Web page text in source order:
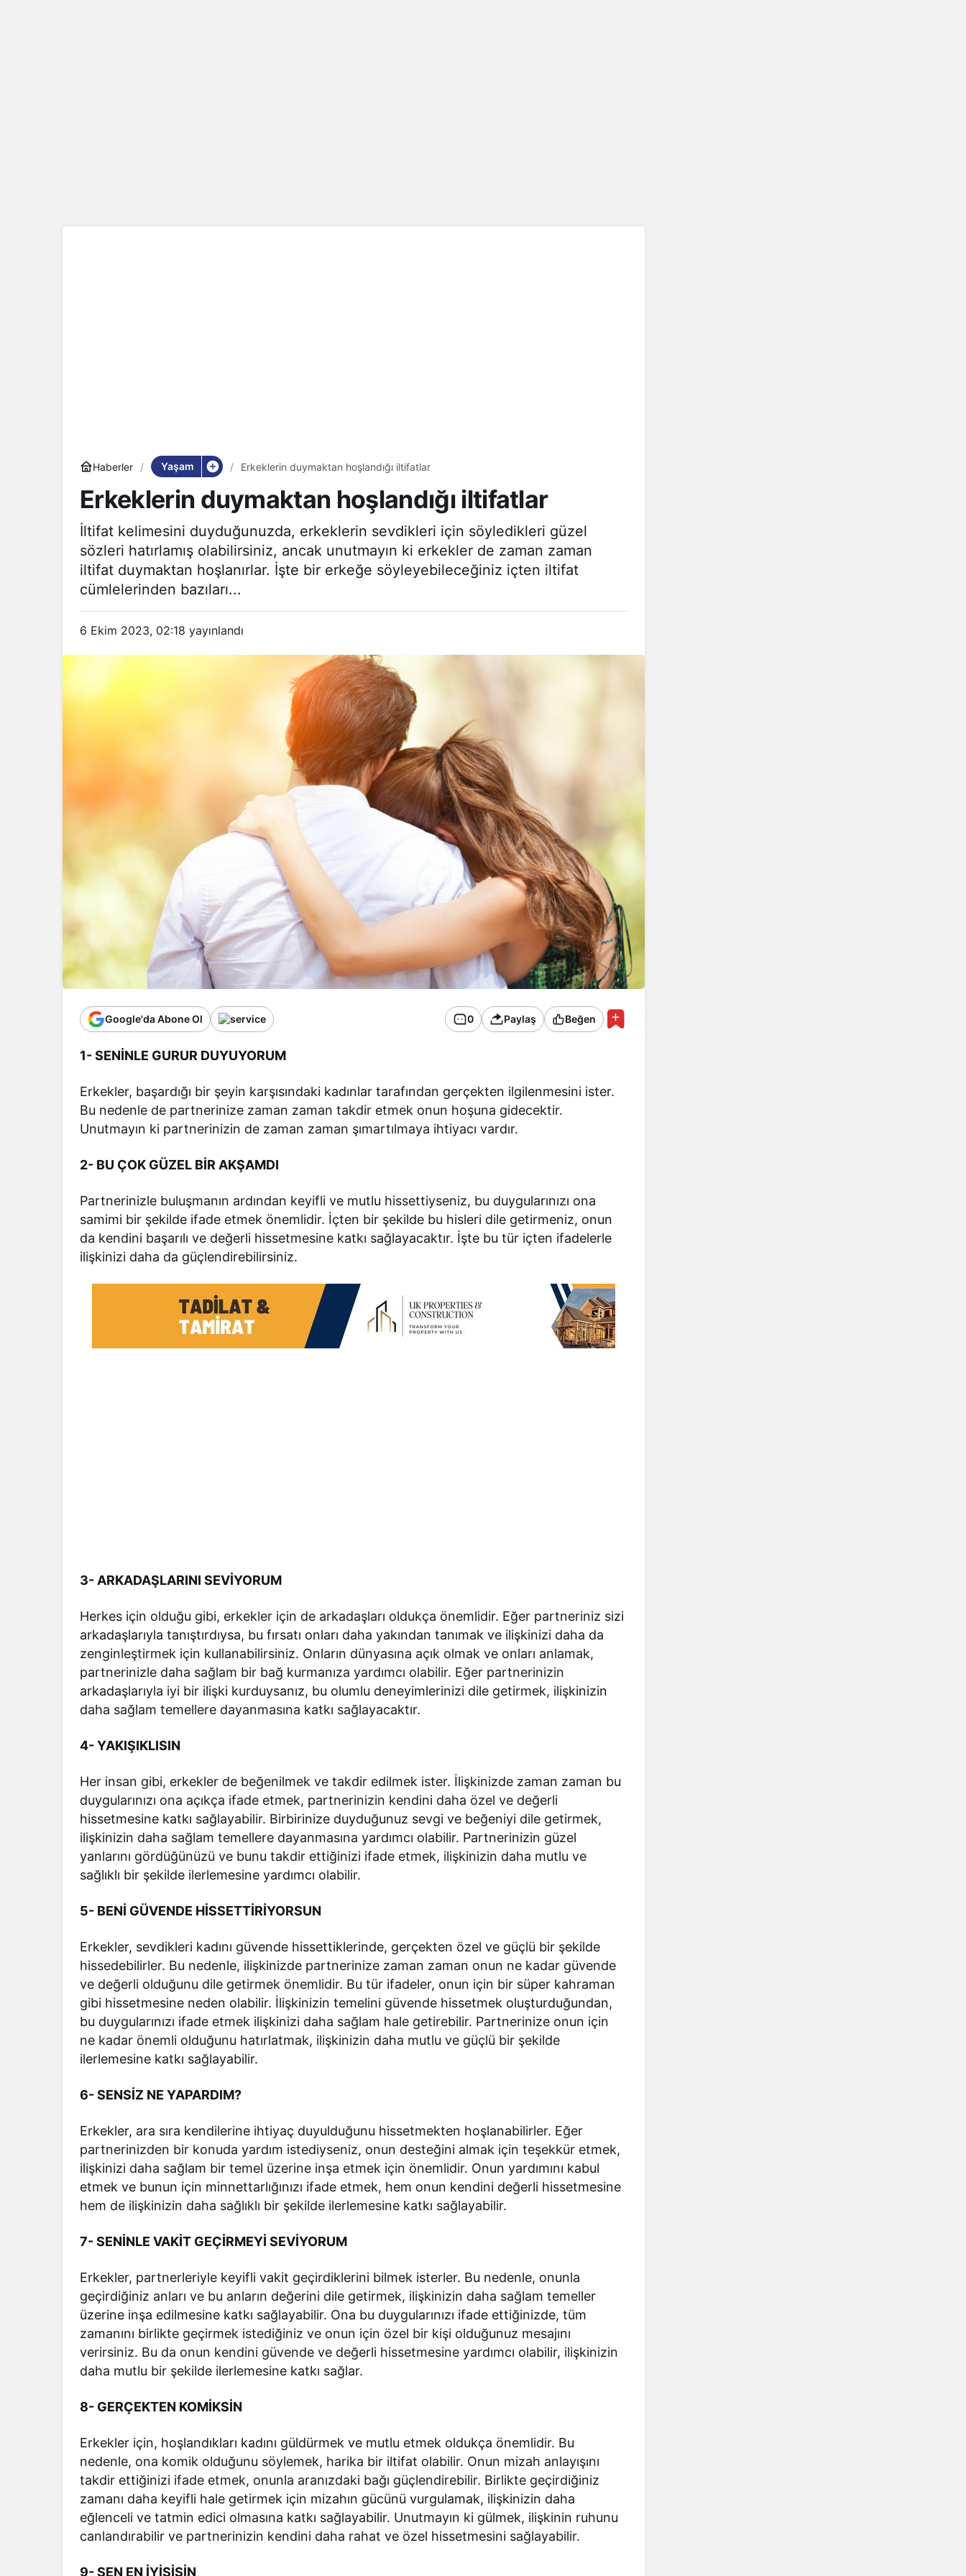
Haberler Yaşam Erkeklerin duymaktan hoşlandığı iltifatlar
Erkeklerin duymaktan hoşlandığı iltifatlar
İltifat kelimesini duyduğunuzda, erkeklerin sevdikleri için söyledikleri güzel
sözleri hatırlamış olabilirsiniz, ancak unutmayın ki erkekler de zaman zaman
iltifat duymaktan hoşlanırlar. İşte bir erkeğe söyleyebileceğiniz içten iltifat
cümlelerinden bazıları...
6 Ekim 2023, 02:18 yayınlandı
Google'da Abone Ol 0 Paylaş Beğen
1- SENİNLE GURUR DUYUYORUM
Erkekler, başardığı bir şeyin karşısındaki kadınlar tarafından gerçekten ilgilenmesini ister.
Bu nedenle de partnerinize zaman zaman takdir etmek onun hoşuna gidecektir.
Unutmayın ki partnerinizin de zaman zaman şımartılmaya ihtiyacı vardır.
2- BU ÇOK GÜZEL BİR AKŞAMDI
Partnerinizle buluşmanın ardından keyifli ve mutlu hissettiyseniz, bu duygularınızı ona
samimi bir şekilde ifade etmek önemlidir. İçten bir şekilde bu hisleri dile getirmeniz, onun
da kendini başarılı ve değerli hissetmesine katkı sağlayacaktır. İşte bu tür içten ifadelerle
ilişkinizi daha da güçlendirebilirsiniz.
3- ARKADAŞLARINI SEVİYORUM
Herkes için olduğu gibi, erkekler için de arkadaşları oldukça önemlidir. Eğer partneriniz sizi
arkadaşlarıyla tanıştırdıysa, bu fırsatı onları daha yakından tanımak ve ilişkinizi daha da
zenginleştirmek için kullanabilirsiniz. Onların dünyasına açık olmak ve onları anlamak,
partnerinizle daha sağlam bir bağ kurmanıza yardımcı olabilir. Eğer partnerinizin
arkadaşlarıyla iyi bir ilişki kurduysanız, bu olumlu deneyimlerinizi dile getirmek, ilişkinizin
daha sağlam temellere dayanmasına katkı sağlayacaktır.
4- YAKIŞIKLISIN
Her insan gibi, erkekler de beğenilmek ve takdir edilmek ister. İlişkinizde zaman zaman bu
duygularınızı ona açıkça ifade etmek, partnerinizin kendini daha özel ve değerli
hissetmesine katkı sağlayabilir. Birbirinize duyduğunuz sevgi ve beğeniyi dile getirmek,
ilişkinizin daha sağlam temellere dayanmasına yardımcı olabilir. Partnerinizin güzel
yanlarını gördüğünüzü ve bunu takdir ettiğinizi ifade etmek, ilişkinizin daha mutlu ve
sağlıklı bir şekilde ilerlemesine yardımcı olabilir.
5- BENİ GÜVENDE HİSSETTİRİYORSUN
Erkekler, sevdikleri kadını güvende hissettiklerinde, gerçekten özel ve güçlü bir şekilde
hissedebilirler. Bu nedenle, ilişkinizde partnerinize zaman zaman onun ne kadar güvende
ve değerli olduğunu dile getirmek önemlidir. Bu tür ifadeler, onun için bir süper kahraman
gibi hissetmesine neden olabilir. İlişkinizin temelini güvende hissetmek oluşturduğundan,
bu duygularınızı ifade etmek ilişkinizi daha sağlam hale getirebilir. Partnerinize onun için
ne kadar önemli olduğunu hatırlatmak, ilişkinizin daha mutlu ve güçlü bir şekilde
ilerlemesine katkı sağlayabilir.
6- SENSİZ NE YAPARDIM?
Erkekler, ara sıra kendilerine ihtiyaç duyulduğunu hissetmekten hoşlanabilirler. Eğer
partnerinizden bir konuda yardım istediyseniz, onun desteğini almak için teşekkür etmek,
ilişkinizi daha sağlam bir temel üzerine inşa etmek için önemlidir. Onun yardımını kabul
etmek ve bunun için minnettarlığınızı ifade etmek, hem onun kendini değerli hissetmesine
hem de ilişkinizin daha sağlıklı bir şekilde ilerlemesine katkı sağlayabilir.
7- SENİNLE VAKİT GEÇİRMEYİ SEVİYORUM
Erkekler, partnerleriyle keyifli vakit geçirdiklerini bilmek isterler. Bu nedenle, onunla
geçirdiğiniz anları ve bu anların değerini dile getirmek, ilişkinizin daha sağlam temeller
üzerine inşa edilmesine katkı sağlayabilir. Ona bu duygularınızı ifade ettiğinizde, tüm
zamanını birlikte geçirmek istediğiniz ve onun için özel bir kişi olduğunuz mesajını
verirsiniz. Bu da onun kendini güvende ve değerli hissetmesine yardımcı olabilir, ilişkinizin
daha mutlu bir şekilde ilerlemesine katkı sağlar.
8- GERÇEKTEN KOMİKSİN
Erkekler için, hoşlandıkları kadını güldürmek ve mutlu etmek oldukça önemlidir. Bu
nedenle, ona komik olduğunu söylemek, harika bir iltifat olabilir. Onun mizah anlayışını
takdir ettiğinizi ifade etmek, onunla aranızdaki bağı güçlendirebilir. Birlikte geçirdiğiniz
zamanı daha keyifli hale getirmek için mizahın gücünü vurgulamak, ilişkinizin daha
eğlenceli ve tatmin edici olmasına katkı sağlayabilir. Unutmayın ki gülmek, ilişkinin ruhunu
canlandırabilir ve partnerinizin kendini daha rahat ve özel hissetmesini sağlayabilir.
9- SEN EN İYİSİSİN